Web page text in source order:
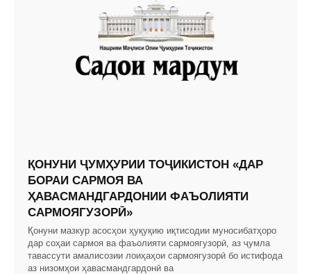
ҚОНУНИ ҶУМҲУРИИ ТОҶИКИСТОН «ДАР
БОРАИ САРМОЯ ВА
ҲАВАСМАНДГАРДОНИИ ФАЪОЛИЯТИ
САРМОЯГУЗОРӢ»
Қонуни мазкур асосҳои ҳуқуқию иқтисодии муносибатҳоро
дар соҳаи сармоя ва фаъолияти сармоягузорӣ, аз ҷумла
тавассути амалисозии лоиҳаҳои сармоягузорӣ бо истифода
аз низомҳои ҳавасмандгардонӣ ва